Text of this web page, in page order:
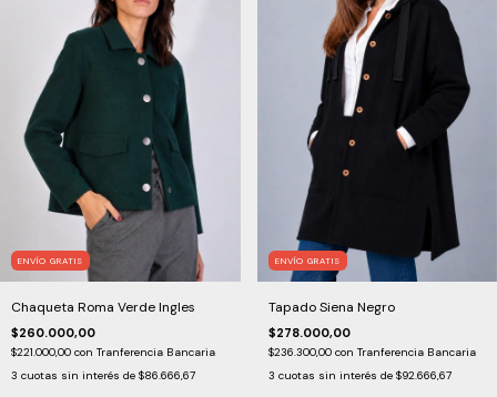
ENVÍO GRATIS
Chaqueta Roma Verde Ingles
$260.000,00
$221.000,00 con Tranferencia Bancaria
3 cuotas sin interés de $86.666,67
ENVÍO GRATIS
Tapado Siena Negro
$278.000,00
$236.300,00 con Tranferencia Bancaria
3 cuotas sin interés de $92.666,67